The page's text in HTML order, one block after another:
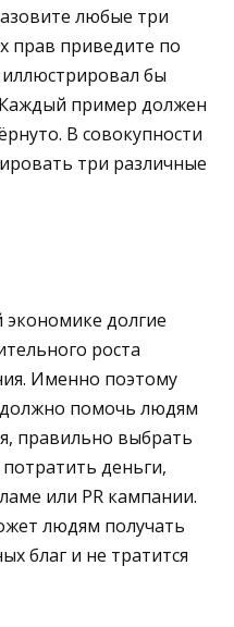
любые три
прав приведите по
бы
пример должен
В совокупности
три различные
экономике долгие
роста
Именно поэтому
помочь людям
правильно выбрать
деньги,
или PR кампании.
людям получать
благ и не тратится